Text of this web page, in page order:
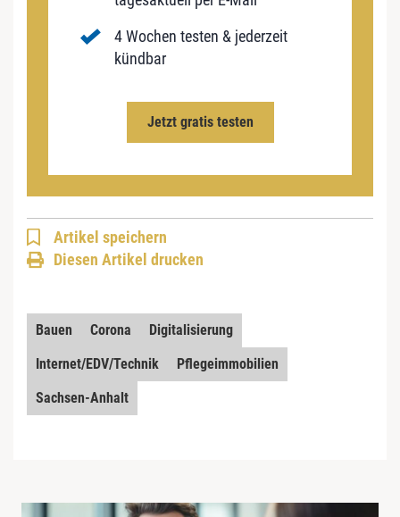
4 Wochen testen & jederzeit
kündbar
Jetzt gratis testen
Artikel speichern
Diesen Artikel drucken
Bauen Corona
Digitalisierung
Internet/EDV/Technik
Pflegeimmobilien
Sachsen-Anhalt